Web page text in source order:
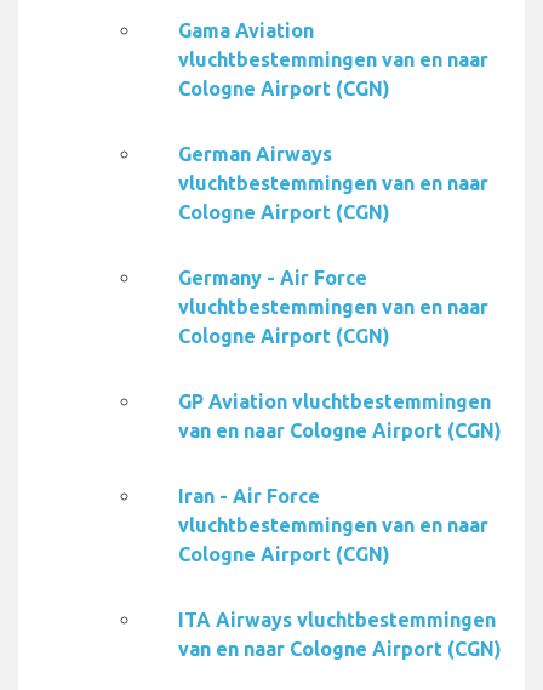
Gama Aviation
vluchtbestemmingen van en naar
Cologne Airport (CGN)
German Airways
vluchtbestemmingen van en naar
Cologne Airport (CGN)
Germany - Air Force
vluchtbestemmingen van en naar
Cologne Airport (CGN)
GP Aviation vluchtbestemmingen
van en naar Cologne Airport (CGN)
Iran - Air Force
vluchtbestemmingen van en naar
Cologne Airport (CGN)
ITA Airways vluchtbestemmingen
van en naar Cologne Airport (CGN)